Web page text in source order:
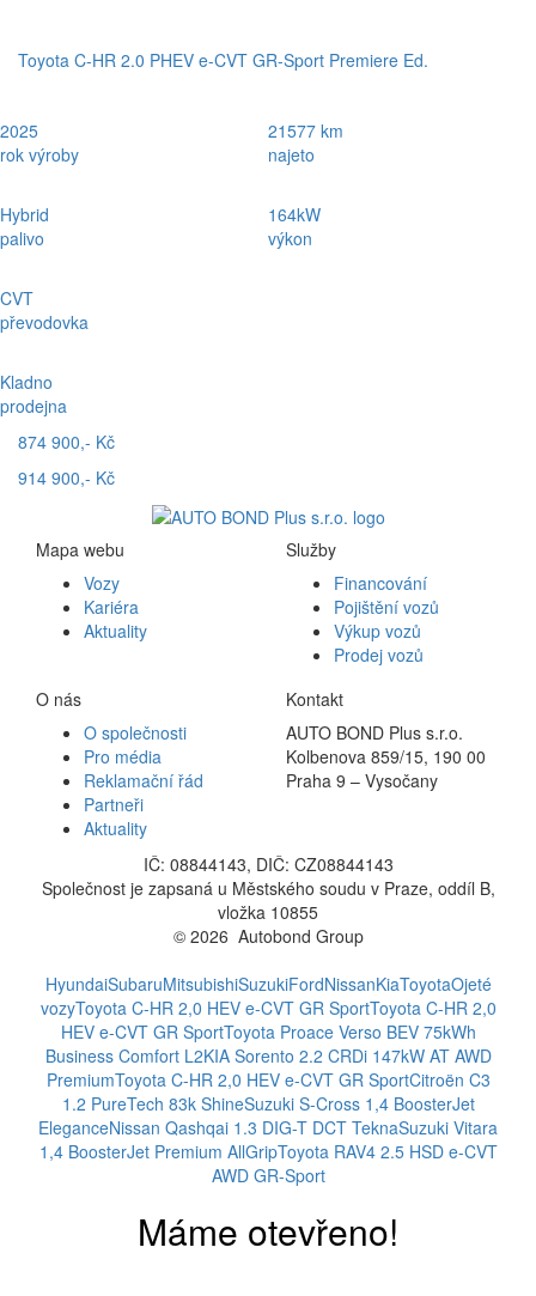
Toyota C-HR 2.0 PHEV e-CVT GR-Sport Premiere Ed.
2025
rok výroby
Hybrid
palivo
CVT
převodovka
Kladno
prodejna
21577 km
najeto
164kW
výkon
874 900,- Kč
914 900,- Kč
Mapa webu
Vozy
Kariéra
Aktuality
Služby
Financování
Pojištění vozů
Výkup vozů
Prodej vozů
O nás
O společnosti
Pro média
Reklamační řád
Partneři
Aktuality
Kontakt
AUTO BOND Plus s.r.o.
Kolbenova 859/15, 190 00
Praha 9 – Vysočany
IČ: 08844143, DIČ: CZ08844143
Společnost je zapsaná u Městského soudu v Praze, oddíl B,
vložka 10855
© 2026 Autobond Group
HyundaiSubaruMitsubishiSuzukiFordNissanKiaToyotaOjeté
vozyToyota C-HR 2,0 HEV e-CVT GR SportToyota C-HR 2,0
HEV e-CVT GR SportToyota Proace Verso BEV 75kWh
Business Comfort L2KIA Sorento 2.2 CRDi 147kW AT AWD
PremiumToyota C-HR 2,0 HEV e-CVT GR SportCitroën C3
1.2 PureTech 83k ShineSuzuki S-Cross 1,4 BoosterJet
EleganceNissan Qashqai 1.3 DIG-T DCT TeknaSuzuki Vitara
1,4 BoosterJet Premium AllGripToyota RAV4 2.5 HSD e-CVT
AWD GR-Sport
Máme otevřeno!